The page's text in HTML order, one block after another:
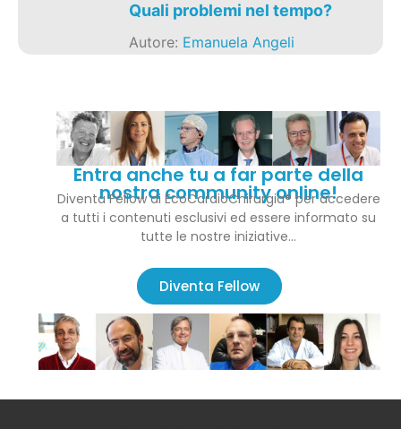
Quali problemi nel tempo?
Autore: Emanuela Angeli
Entra anche tu a far parte della
nostra community online!
Diventa Fellow di EcoCardioChirurgia® per accedere
a tutti i contenuti esclusivi ed essere informato su
tutte le nostre iniziative…
Diventa Fellow